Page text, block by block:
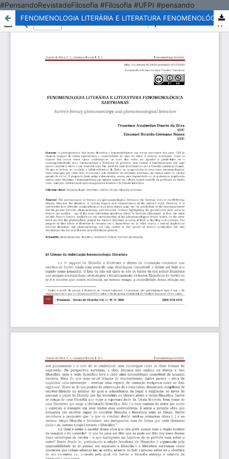
#PensandoRevistadeFilosofia #Filosofia #UFPI #pensando
FENOMENOLOGIA LITERÁRIA E LITERATURA FENOMENOLÓGICA SARTRIANAS